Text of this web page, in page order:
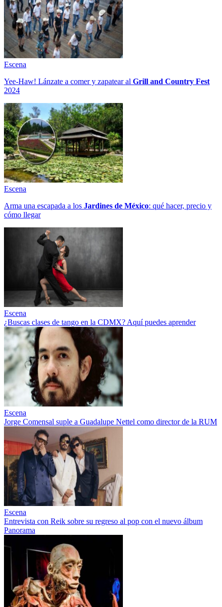
Escena
Yee-Haw! Lánzate a comer y zapatear al Grill and Country Fest
2024
Escena
Arma una escapada a los Jardines de México: qué hacer, precio y
cómo llegar
Escena
¿Buscas clases de tango en la CDMX? Aquí puedes aprender
Escena
Jorge Comensal suple a Guadalupe Nettel como director de la RUM
Escena
Entrevista con Reik sobre su regreso al pop con el nuevo álbum
Panorama